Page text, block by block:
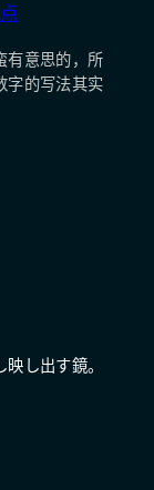
有意思的，所
字的写法其实
し出す鏡。